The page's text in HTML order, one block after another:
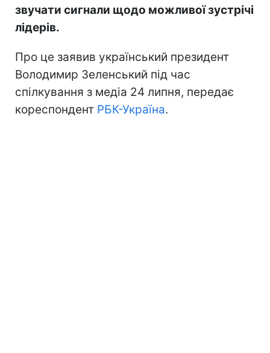
звучати сигнали щодо можливої зустрічі
лідерів.
Про це заявив український президент
Володимир Зеленський під час
спілкування з медіа 24 липня, передає
кореспондент РБК-Україна.